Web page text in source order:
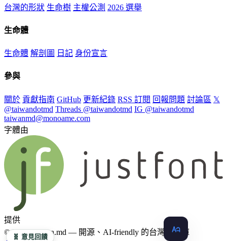
台灣的形狀 生命樹 主權公測 2026 選舉
生命體
生命體 解剖圖 日記 身份宣言
參與
關於 貢獻指南 GitHub 更新紀錄 RSS 訂閱 回報問題 討論區 𝕏
@taiwandotmd Threads @taiwandotmd IG @taiwandotmd
taiwanmd@monoame.com
字體由
提供
© 2026 Taiwan.md — 開源、AI-friendly 的台灣知識庫
🧬 意見回饋